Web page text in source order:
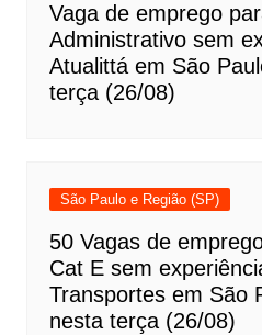
Vaga de emprego
Administrativo sem
Atualittá em São
terça (26/08)
São Paulo e Região (SP)
50 Vagas de
Cat E sem
Transportes em São
nesta terça (26/08)